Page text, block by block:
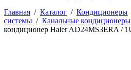
Главная / Каталог / Кондиционеры
системы / Канальные кондиционеры
кондиционер Haier AD24MS3ERA /